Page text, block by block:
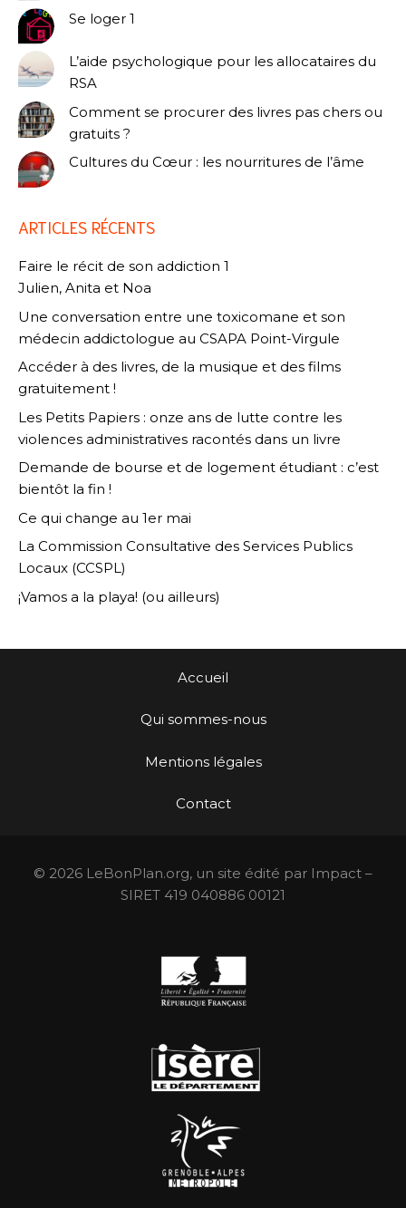
Se loger 1
L’aide psychologique pour les allocataires du
RSA
Comment se procurer des livres pas chers ou
gratuits ?
Cultures du Cœur : les nourritures de l’âme
ARTICLES RÉCENTS
Faire le récit de son addiction 1
Julien, Anita et Noa
Une conversation entre une toxicomane et son
médecin addictologue au CSAPA Point-Virgule
Accéder à des livres, de la musique et des films
gratuitement !
Les Petits Papiers : onze ans de lutte contre les
violences administratives racontés dans un livre
Demande de bourse et de logement étudiant : c’est
bientôt la fin !
Ce qui change au 1er mai
La Commission Consultative des Services Publics
Locaux (CCSPL)
¡Vamos a la playa! (ou ailleurs)
Accueil
Qui sommes-nous
Mentions légales
Contact
© 2026 LeBonPlan.org, un site édité par Impact –
SIRET 419 040886 00121